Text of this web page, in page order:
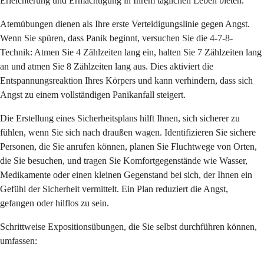
Atemübungen dienen als Ihre erste Verteidigungslinie gegen Angst.
Wenn Sie spüren, dass Panik beginnt, versuchen Sie die 4-7-8-
Technik: Atmen Sie 4 Zählzeiten lang ein, halten Sie 7 Zählzeiten lang
an und atmen Sie 8 Zählzeiten lang aus. Dies aktiviert die
Entspannungsreaktion Ihres Körpers und kann verhindern, dass sich
Angst zu einem vollständigen Panikanfall steigert.
Die Erstellung eines Sicherheitsplans hilft Ihnen, sich sicherer zu
fühlen, wenn Sie sich nach draußen wagen. Identifizieren Sie sichere
Personen, die Sie anrufen können, planen Sie Fluchtwege von Orten,
die Sie besuchen, und tragen Sie Komfortgegenstände wie Wasser,
Medikamente oder einen kleinen Gegenstand bei sich, der Ihnen ein
Gefühl der Sicherheit vermittelt. Ein Plan reduziert die Angst,
gefangen oder hilflos zu sein.
Schrittweise Expositionsübungen, die Sie selbst durchführen können,
umfassen: